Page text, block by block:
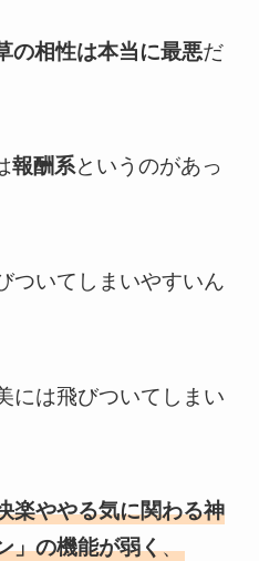
の相性は本当に最悪だ
報酬系というのがあっ
ついてしまいやすいん
には飛びついてしまい
楽ややる気に関わる神
」の機能が弱く、